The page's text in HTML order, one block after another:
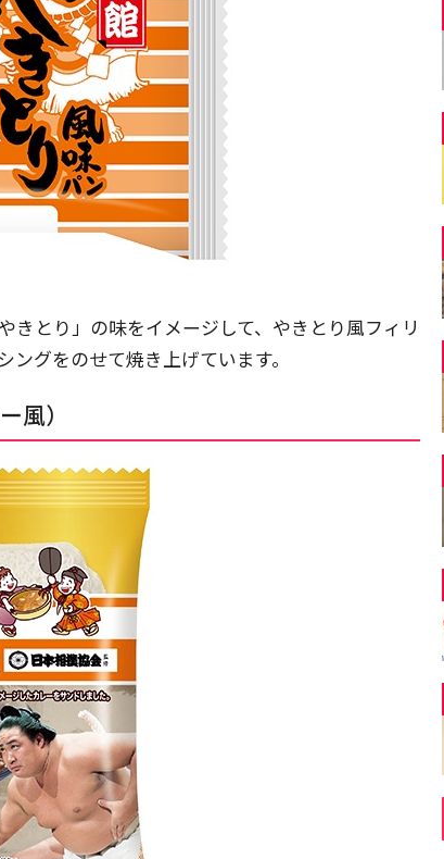
きとり」の味をイメージして、やきとり風フィリ
グをのせて焼き上げています。
風）